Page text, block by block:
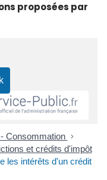
proposées par
Consommation >
et crédits d'impôt
les intérêts d'un crédit